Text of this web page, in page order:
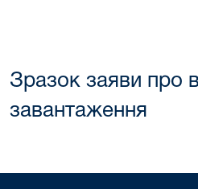
Зразок заяви про
завантаження